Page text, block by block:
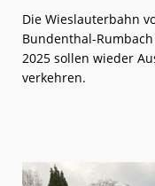
Die Wieslauterbahn
Bundenthal-
2025 sollen wieder
verkehren.